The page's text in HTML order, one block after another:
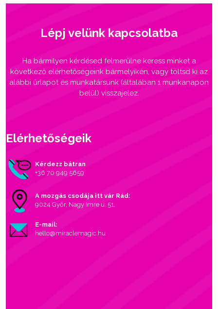
Lépj velünk kapcsolatba
Ha bármilyen kérdésed felmerülne keress minket a
következő elérhetőségeink bármelyikén, vagy töltsd ki az
alábbi űrlapot és munkatársunk (általában 1 munkanapon
belül) visszajelez.
Elérhetőségeik
Kérdezz bátran
+36 70 949 5659
A mozgás csodája itt vár Rád:
9024 Győr, Nagy Imre u. 51.
E-mail:
hello@miraclemagic.hu